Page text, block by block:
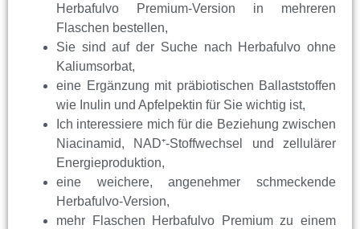
Herbafulvo Premium-Version in mehreren
Flaschen bestellen,
Sie sind auf der Suche nach Herbafulvo ohne
Kaliumsorbat,
eine Ergänzung mit präbiotischen Ballaststoffen
wie Inulin und Apfelpektin für Sie wichtig ist,
Ich interessiere mich für die Beziehung zwischen
Niacinamid, NAD⁺-Stoffwechsel und zellulärer
Energieproduktion,
eine weichere, angenehmer schmeckende
Herbafulvo-Version,
mehr Flaschen Herbafulvo Premium zu einem